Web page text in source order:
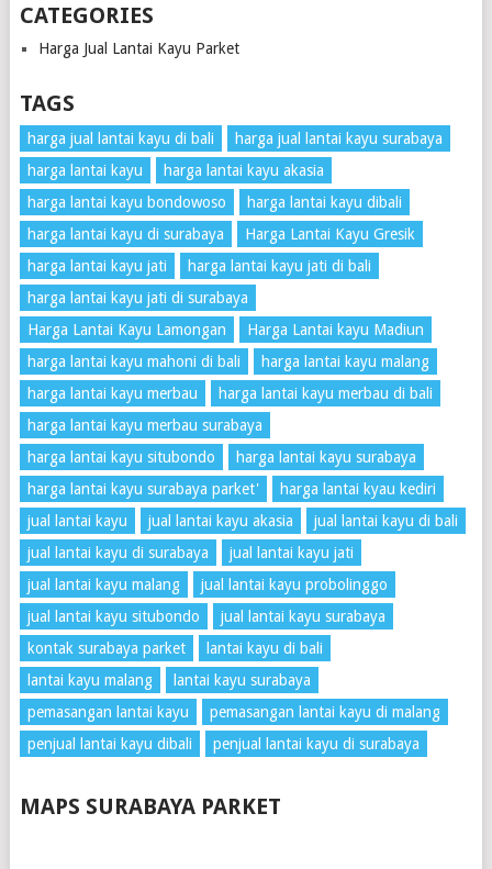
CATEGORIES
Harga Jual Lantai Kayu Parket
TAGS
harga jual lantai kayu di bali
harga jual lantai kayu surabaya
harga lantai kayu
harga lantai kayu akasia
harga lantai kayu bondowoso
harga lantai kayu dibali
harga lantai kayu di surabaya
Harga Lantai Kayu Gresik
harga lantai kayu jati
harga lantai kayu jati di bali
harga lantai kayu jati di surabaya
Harga Lantai Kayu Lamongan
Harga Lantai kayu Madiun
harga lantai kayu mahoni di bali
harga lantai kayu malang
harga lantai kayu merbau
harga lantai kayu merbau di bali
harga lantai kayu merbau surabaya
harga lantai kayu situbondo
harga lantai kayu surabaya
harga lantai kayu surabaya parket'
harga lantai kyau kediri
jual lantai kayu
jual lantai kayu akasia
jual lantai kayu di bali
jual lantai kayu di surabaya
jual lantai kayu jati
jual lantai kayu malang
jual lantai kayu probolinggo
jual lantai kayu situbondo
jual lantai kayu surabaya
kontak surabaya parket
lantai kayu di bali
lantai kayu malang
lantai kayu surabaya
pemasangan lantai kayu
pemasangan lantai kayu di malang
penjual lantai kayu dibali
penjual lantai kayu di surabaya
MAPS SURABAYA PARKET